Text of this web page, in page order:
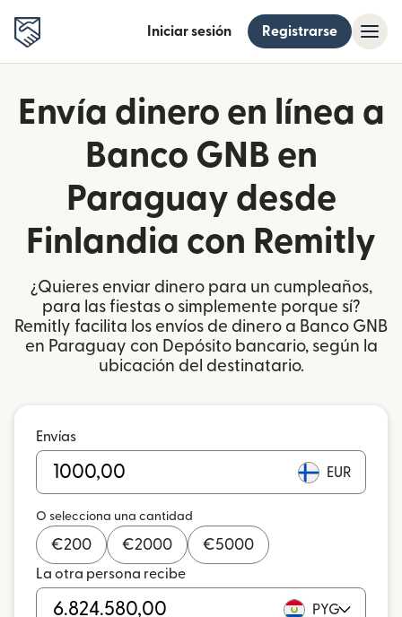
Iniciar sesión Registrarse
Envía dinero en línea a
Banco GNB en
Paraguay desde
Finlandia con Remitly
¿Quieres enviar dinero para un cumpleaños,
para las fiestas o simplemente porque sí?
Remitly facilita los envíos de dinero a Banco GNB
en Paraguay con Depósito bancario, según la
ubicación del destinatario.
Envías
EUR
O selecciona una cantidad
€200 €2000 €5000
La otra persona recibe
PYG